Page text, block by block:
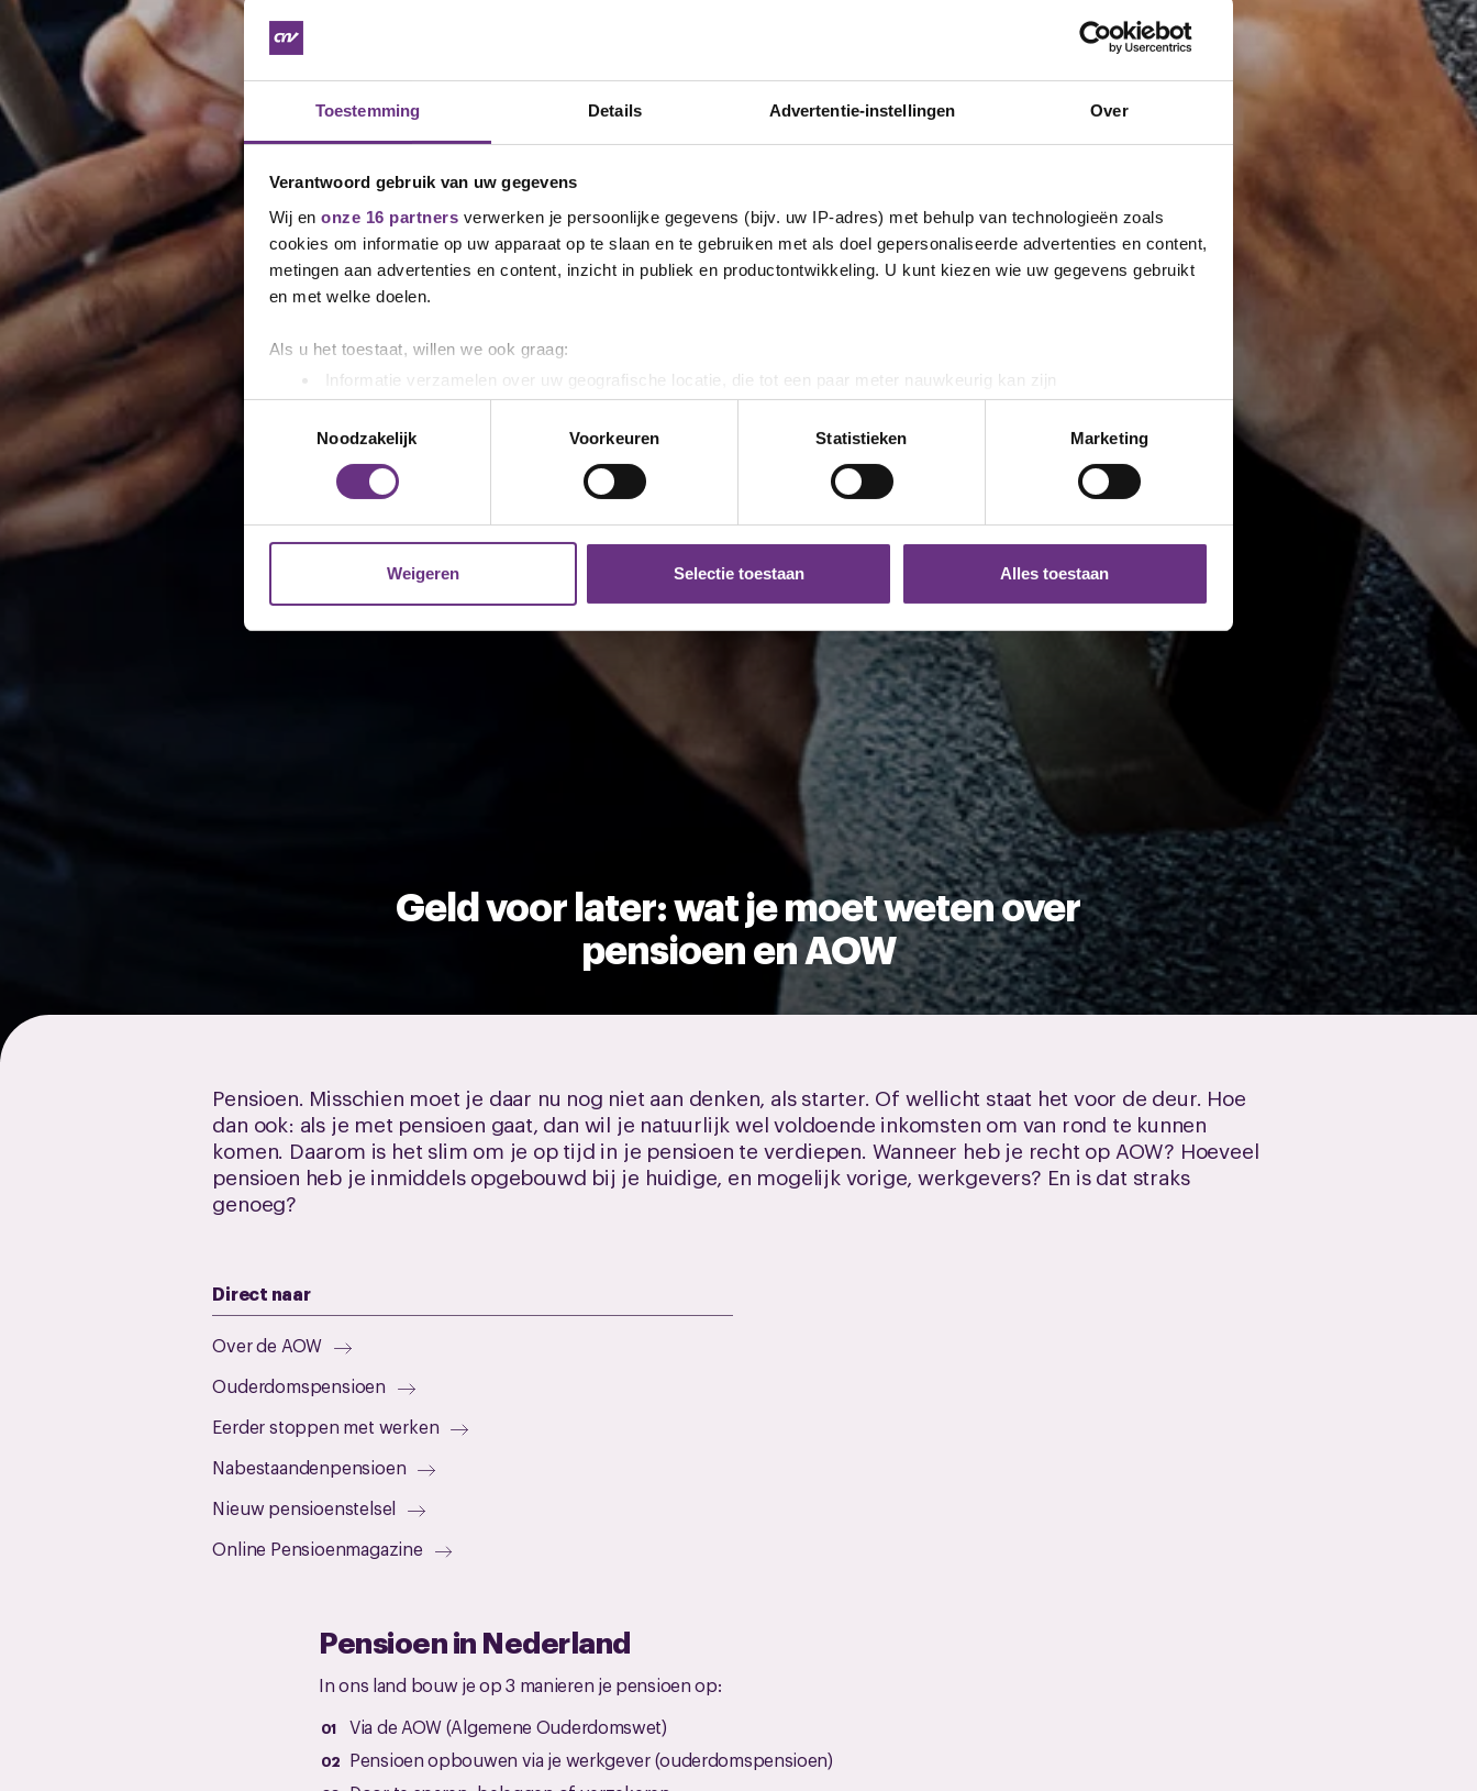
Toestemming Details Advertentie-instellingen Over
Verantwoord gebruik van uw gegevens
Wij en onze 16 partners verwerken je persoonlijke gegevens (bijv. uw IP-adres) met behulp van technologieën zoals
cookies om informatie op uw apparaat op te slaan en te gebruiken met als doel gepersonaliseerde advertenties en content,
metingen aan advertenties en content, inzicht in publiek en productontwikkeling. U kunt kiezen wie uw gegevens gebruikt
en met welke doelen.
Als u het toestaat, willen we ook graag:
Informatie verzamelen over uw geografische locatie, die tot een paar meter nauwkeurig kan zijn
Uw apparaat identificeren door het actief te scannen op specifieke eigenschappen (fingerprinting)
Lees meer over hoe uw persoonlijke gegevens worden verwerkt en stel uw voorkeuren in het
detailgedeeltein. U kunt uw
toestemming op elk moment wijzigen of intrekken in de Cookieverklaring.
websiteverkeer te analyseren. Ook delen we informatie over uw gebruik van onze site met onze partners voor social
media, adverteren en analyse. Deze partners kunnen deze gegevens combineren met andere informatie die u aan ze heeft
U kunt uw toestemming op elk moment wijzigen of intrekken via de cookieverklaringof door te klikken op het ronde
cookie-instellingenicoontje linksonder op de pagina.
Noodzakelijk
Voorkeuren Statistieken Marketing
Weigeren Selectie toestaan Alles toestaan
Geld voor later: wat je moet weten over
pensioen en AOW
Pensioen. Misschien moet je daar nu nog niet aan denken, als starter. Of wellicht staat het voor de deur. Hoe
dan ook: als je met pensioen gaat, dan wil je natuurlijk wel voldoende inkomsten om van rond te kunnen
komen. Daarom is het slim om je op tijd in je pensioen te verdiepen. Wanneer heb je recht op AOW? Hoeveel
pensioen heb je inmiddels opgebouwd bij je huidige, en mogelijk vorige, werkgevers? En is dat straks
genoeg?
Direct naar
Over de AOW
Ouderdomspensioen
Eerder stoppen met werken
Nabestaandenpensioen
Nieuw pensioenstelsel
Online Pensioenmagazine
Pensioen in Nederland
In ons land bouw je op 3 manieren je pensioen op:
Via de AOW (Algemene Ouderdomswet)
Pensioen opbouwen via je werkgever (ouderdomspensioen)